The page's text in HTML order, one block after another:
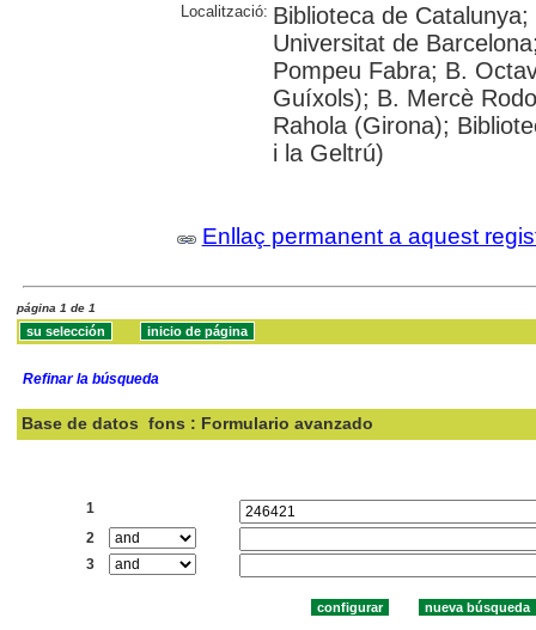
Localització: Biblioteca de
Universitat de
Pompeu Fabra; B.
Guíxols); B. Mercè
Rahola (Girona);
i la Geltrú)
Enllaç permanent a aquest
página 1 de 1
Refinar la búsqueda
Base de datos fons : Formulario avanzado
1
2
3